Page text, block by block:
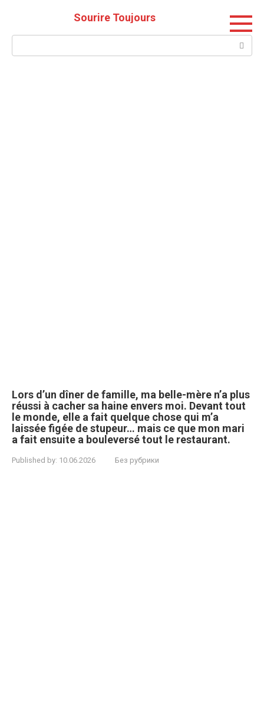
Sourire Toujours
Search:
Lors d’un dîner de famille, ma belle-mère n’a plus
réussi à cacher sa haine envers moi. Devant tout
le monde, elle a fait quelque chose qui m’a
laissée figée de stupeur… mais ce que mon mari
a fait ensuite a bouleversé tout le restaurant.
Published by: 10.06.2026 Без рубрики